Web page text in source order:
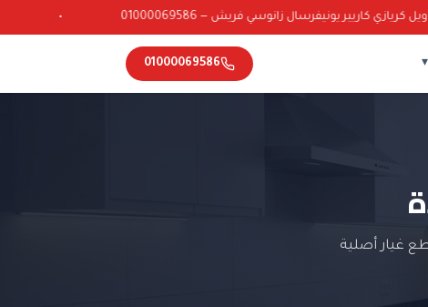
كاريير يونيفرسال زانوسي فريش — 01000069586
01000069586
غيار أصلية